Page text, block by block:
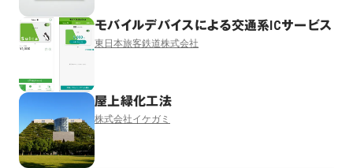
モバイルデバイスによる交通系ICサービス
東日本旅客鉄道株式会社
屋上緑化工法
株式会社イケガミ